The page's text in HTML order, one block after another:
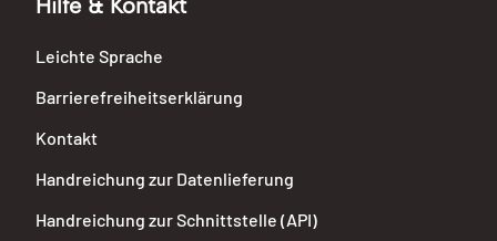
Hilfe & Kontakt
Leichte Sprache
Barrierefreiheitserklärung
Kontakt
Handreichung zur Datenlieferung
Handreichung zur Schnittstelle (API)